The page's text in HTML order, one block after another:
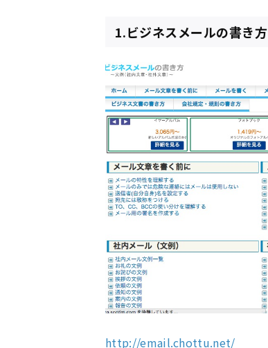
1.ビジネスメールの書き方
http://email.chottu.net/